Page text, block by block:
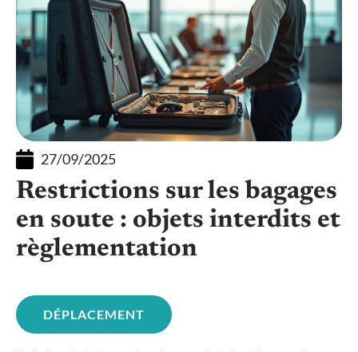
27/09/2025
Restrictions sur les bagages
en soute : objets interdits et
règlementation
DÉPLACEMENT